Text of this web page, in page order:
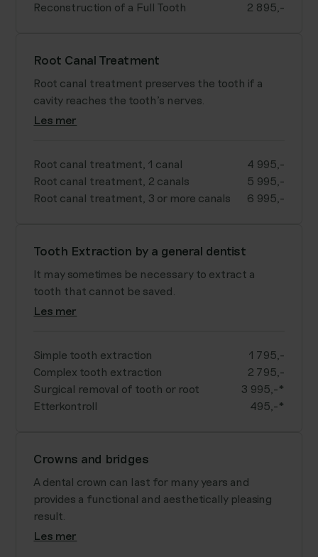
Reconstruction of a Full Tooth 2 895,-
Root Canal Treatment
Root canal treatment preserves the tooth if a
cavity reaches the tooth's nerves.
Les mer
Root canal treatment, 1 canal
4 995,-
Root canal treatment, 2 canals
5 995,-
Root canal treatment, 3 or more canals
6 995,-
Tooth Extraction by a general dentist
It may sometimes be necessary to extract a
tooth that cannot be saved.
Les mer
Simple tooth extraction
1 795,-
Complex tooth extraction
2 795,-
Surgical removal of tooth or root
3 995,-*
Etterkontroll
495,-*
Crowns and bridges
A dental crown can last for many years and
provides a functional and aesthetically pleasing
result.
Les mer